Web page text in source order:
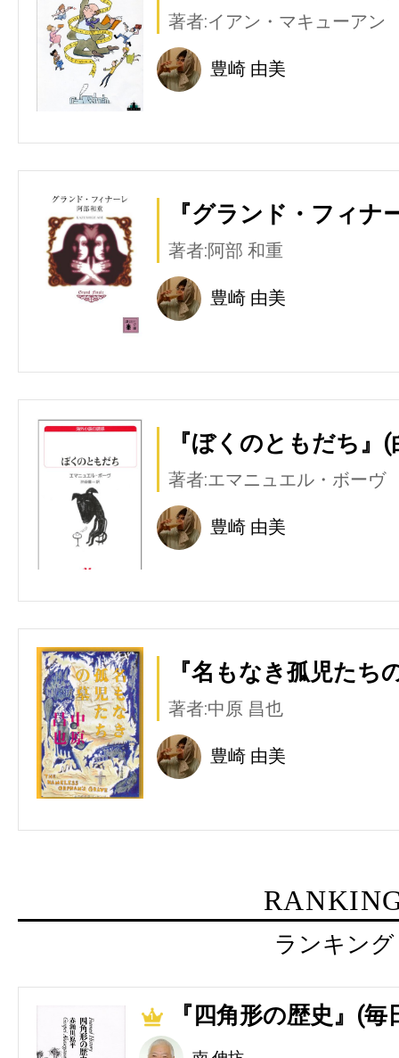
著者:イアン・マキューアン
豊崎 由美
『グランド・フィナ
著者:阿部 和重
豊崎 由美
『ぼくのともだち』
著者:エマニュエル・ボーヴ
豊崎 由美
『名もなき孤児たち
著者:中原 昌也
豊崎 由美
ランキング
1 『四角形の歴史』(毎